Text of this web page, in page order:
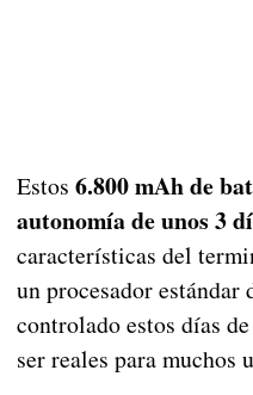
Estos 6.800 mAh de
autonomía de unos 3
características del
un procesador estándar
controlado estos días
ser reales para muchos